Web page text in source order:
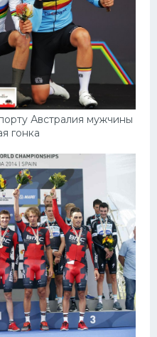
Австралия мужчины
гонка